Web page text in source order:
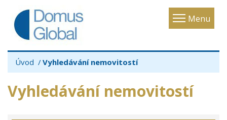
Menu
Toggle
Úvod Vyhledávání nemovitostí
Vyhledávání nemovitostí